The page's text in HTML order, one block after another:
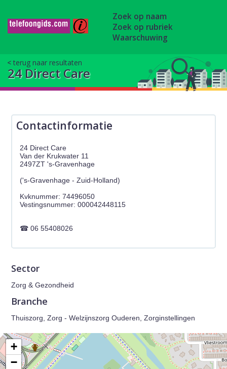
Zoek op naam
Zoek op rubriek
Waarschuwing
terug naar resultaten
24 Direct Care
Contactinformatie
24 Direct Care
Van der Krukwater 11
2497ZT 's-Gravenhage
('s-Gravenhage - Zuid-Holland)
Kvknummer: 74496050
06 55408026
Sector
Zorg & Gezondheid
Branche
Thuiszorg, Zorg - Welzijnszorg Ouderen, Zorginstellingen
+
−